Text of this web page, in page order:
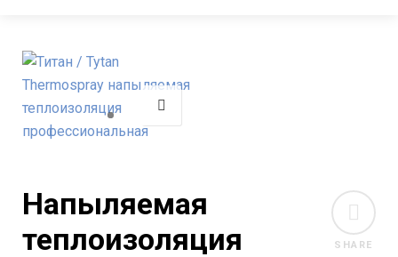
SHARE
Напыляемая
теплоизоляция